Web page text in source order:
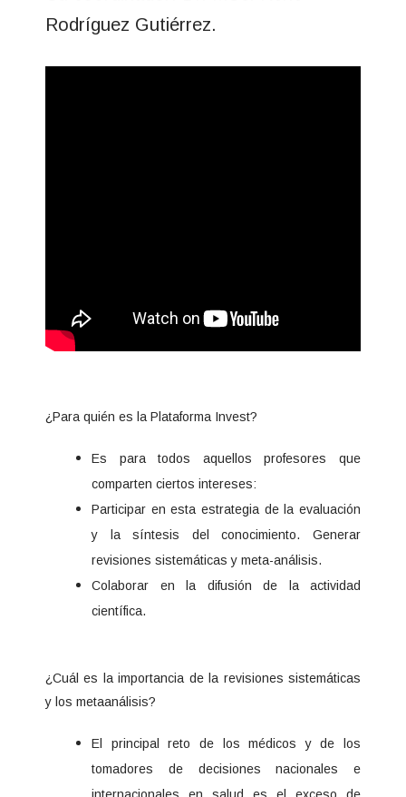
Rodríguez Gutiérrez.
¿Para quién es la Plataforma Invest?
Es para todos aquellos profesores que
comparten ciertos intereses:
Participar en esta estrategia de la evaluación
y la síntesis del conocimiento. Generar
revisiones sistemáticas y meta-análisis.
Colaborar en la difusión de la actividad
científica.
¿Cuál es la importancia de la revisiones sistemáticas
y los metaanálisis?
El principal reto de los médicos y de los
tomadores de decisiones nacionales e
internacionales en salud es el exceso de